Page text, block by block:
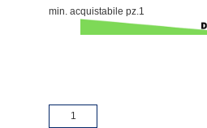
min. acquistabile pz.1